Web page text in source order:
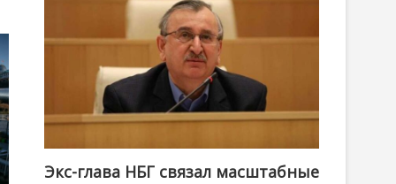
Экс-глава НБГ связал масштабные